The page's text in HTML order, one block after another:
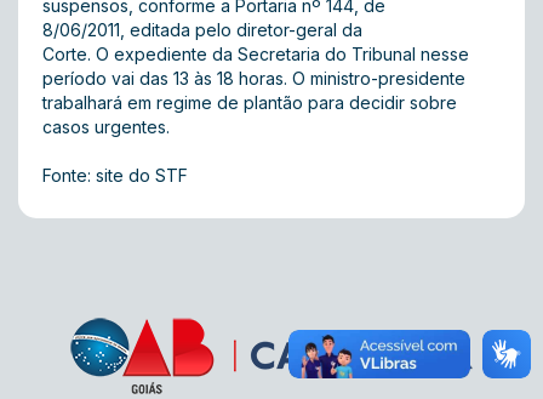
suspensos, conforme a Portaria nº 144, de
8/06/2011 , editada pelo diretor-geral da
Corte. O expediente da Secretaria do Tribunal nesse
período vai das 13 às 18 horas. O ministro-presidente
trabalhará em regime de plantão para decidir sobre
casos urgentes.
Fonte: site do STF